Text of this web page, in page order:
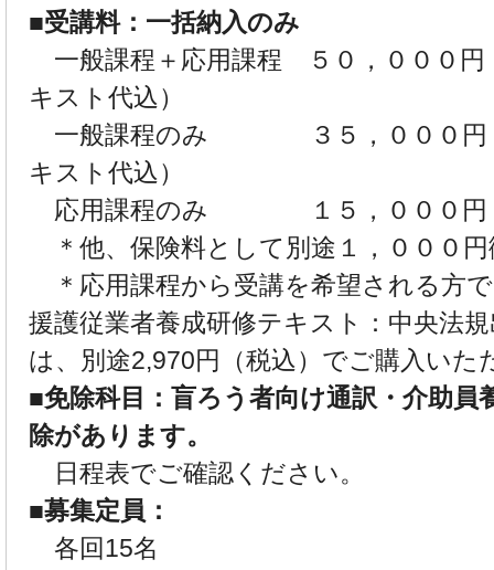
■受講料：一括納入のみ
一般課程＋応用課程 ５０，０００円
キスト代込）
一般課程のみ ３５，０００円
キスト代込）
応用課程のみ １５，０００円
＊他、保険料として別途１，０００円
＊応用課程から受講を希望される方
援護従業者養成研修テキスト：中央法
は、別途2,970円（税込）でご購入いた
■免除科目：盲ろう者向け通訳・介助員
除があります。
日程表でご確認ください。
■募集定員：
各回15名